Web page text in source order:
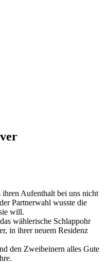
Aufenthalt bei uns nicht
Partnerwahl wusste die
will.
wählerische Schlappohr
in ihrer neuem Residenz
den Zweibeinern alles Gute